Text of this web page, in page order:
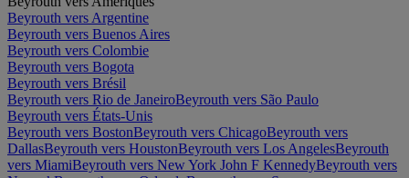
Beyrouth vers Argentine
Beyrouth vers Buenos Aires
Beyrouth vers Colombie
Beyrouth vers Bogota
Beyrouth vers Brésil
Beyrouth vers Rio de JaneiroBeyrouth vers São Paulo
Beyrouth vers États-Unis
Beyrouth vers BostonBeyrouth vers ChicagoBeyrouth vers
DallasBeyrouth vers HoustonBeyrouth vers Los AngelesBeyrouth
vers MiamiBeyrouth vers New York John F KennedyBeyrouth vers